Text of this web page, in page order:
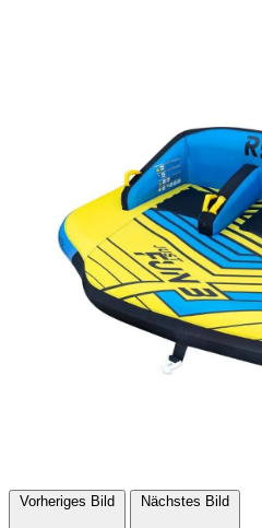
Vorheriges Bild Nächstes Bild